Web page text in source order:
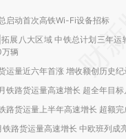
启动首次高铁Wi-Fi设备招标
展八大区域 中铁总计划三年运
辆
运量近六年首涨 增收额创历史纪
铁路货运量高速增长 超全年目标
路货运量上半年高速增长 超额完
铁路货运量高速增长 中欧班列成